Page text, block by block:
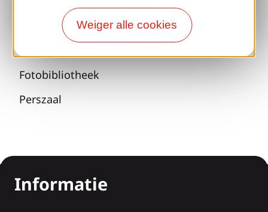
Weiger alle cookies
100% Gaillard Club
Fotobibliotheek
Perszaal
Informatie